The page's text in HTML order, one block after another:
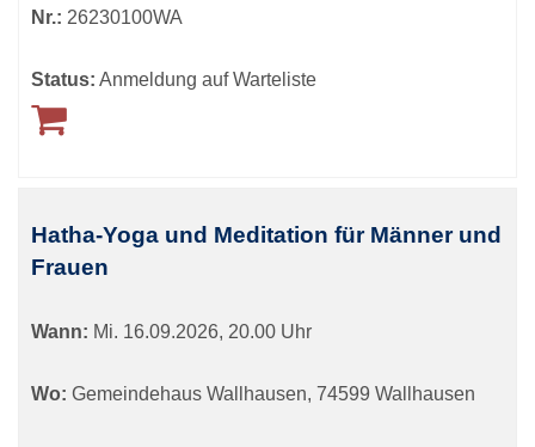
Nr.: 26230100WA
Status: Anmeldung auf Warteliste
Hatha-Yoga und Meditation für Männer und
Frauen
Wann: Mi. 16.09.2026, 20.00 Uhr
Wo: Gemeindehaus Wallhausen, 74599 Wallhausen